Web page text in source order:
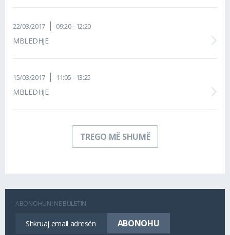
22/03/2017 09:20 - 12:20
MBLEDHJE
15/03/2017 11:05 - 13:25
MBLEDHJE
TREGO MË SHUMË
ABONOHUNI NË BULETIN